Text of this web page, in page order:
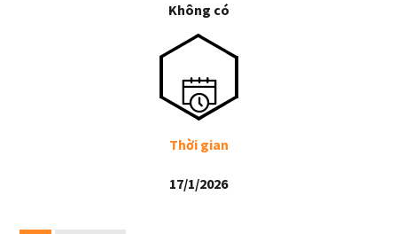
Không có
Thời gian
17/1/2026